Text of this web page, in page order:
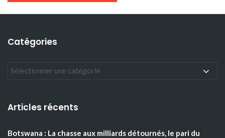
Catégories
Articles récents
Botswana : La chasse aux milliards détournés, le pari du